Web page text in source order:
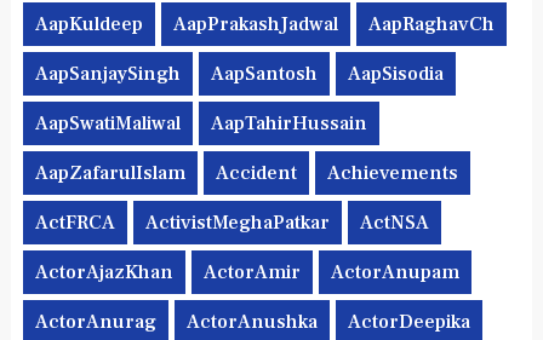
AapKuldeep AapPrakashJadwal AapRaghavCh
AapSanjaySingh AapSantosh AapSisodia
AapSwatiMaliwal AapTahirHussain
AapZafarulIslam Accident Achievements
ActFRCA ActivistMeghaPatkar ActNSA
ActorAjazKhan ActorAmir ActorAnupam
ActorAnurag ActorAnushka ActorDeepika